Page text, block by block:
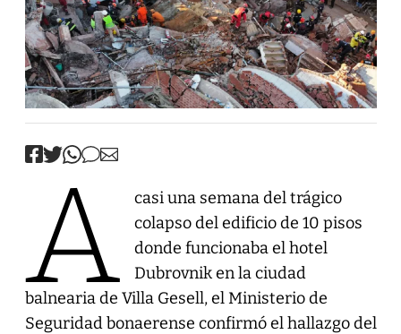
A
casi una semana del trágico
colapso del edificio de 10 pisos
donde funcionaba el hotel
Dubrovnik en la ciudad
balnearia de Villa Gesell, el Ministerio de
Seguridad bonaerense confirmó el hallazgo del